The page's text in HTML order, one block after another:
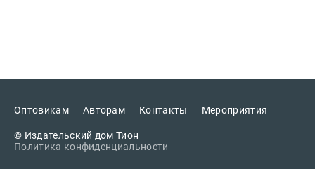
Оптовикам Авторам Контакты Мероприятия
© Издательский дом Тион
Политика конфиденциальности